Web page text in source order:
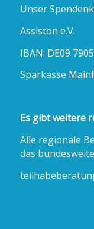
Unser
Assiston e.V.
IBAN: DE09
Sparkasse
Es gibt weitere
Alle regionale
das